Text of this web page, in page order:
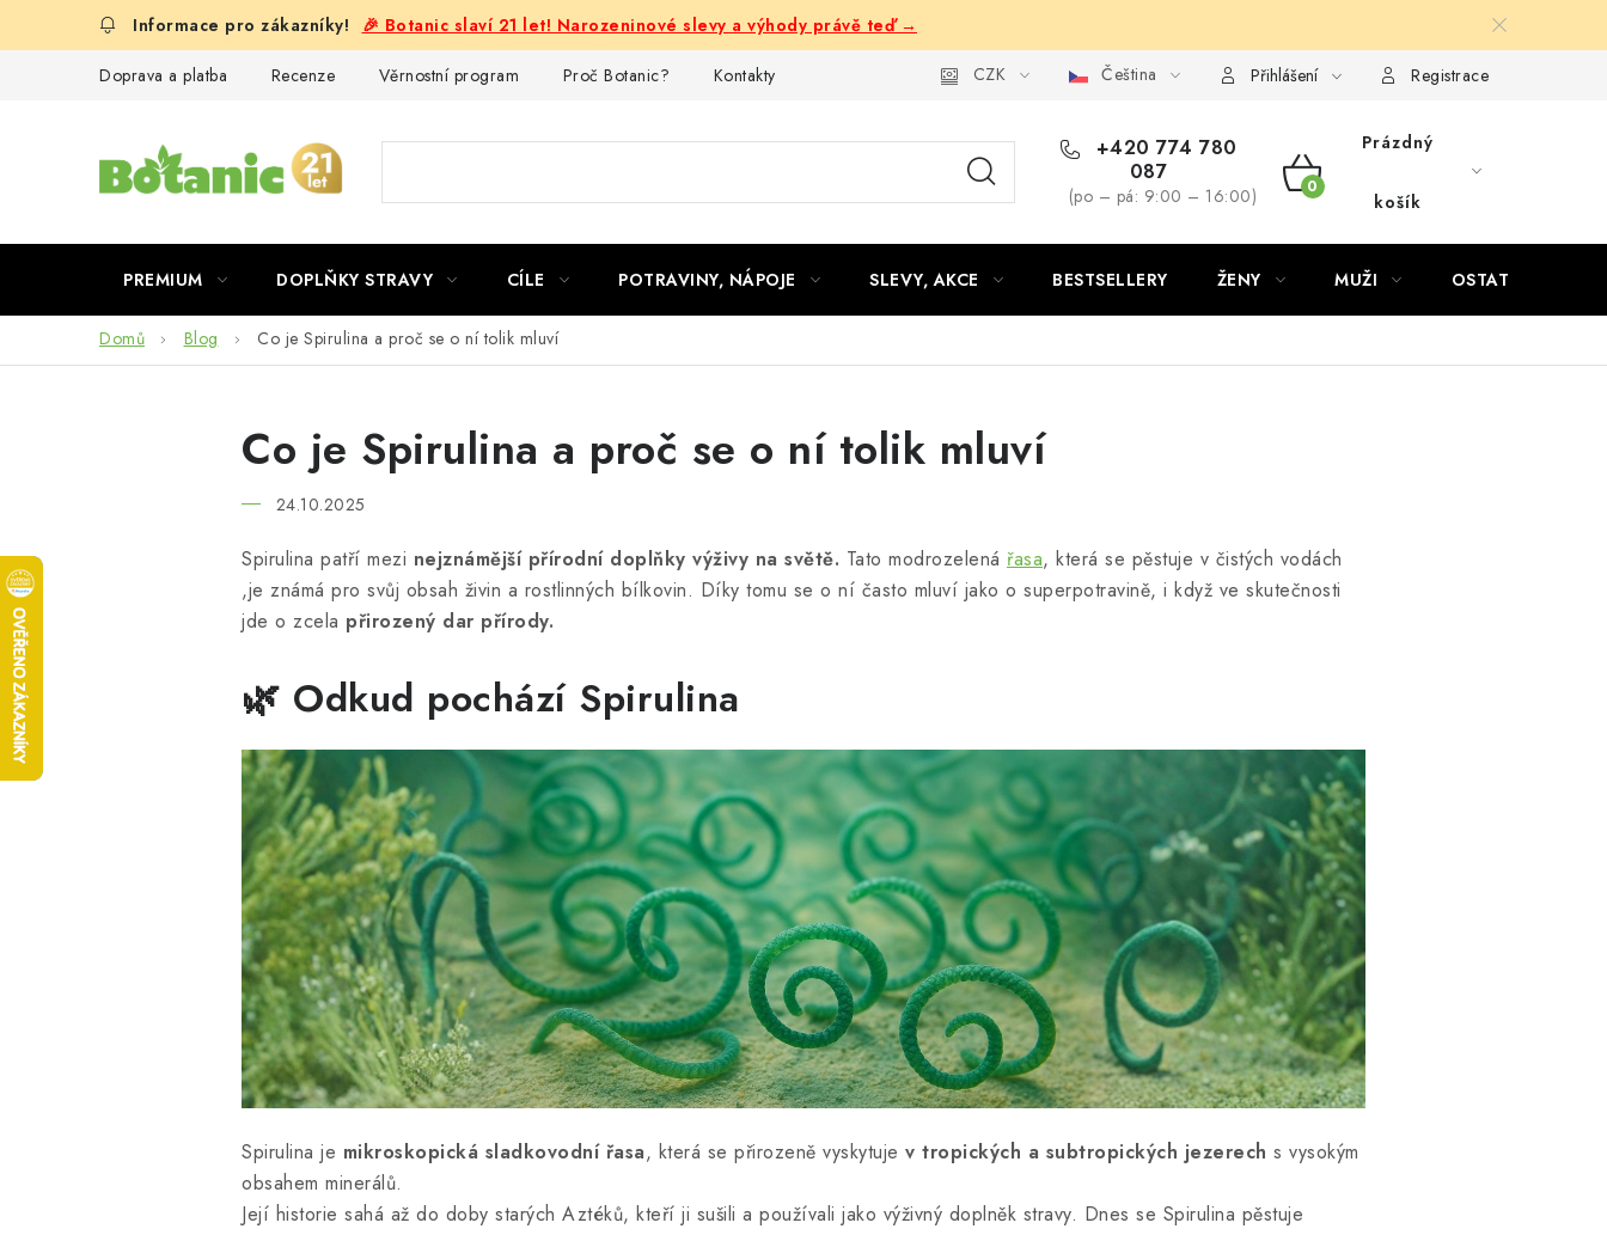
🎉 Botanic slaví 21 let! Narozeninové slevy a výhody právě teď →
Doprava a platba Recenze Věrnostní program Proč Botanic? Kontakty CZK Čeština Přihlášení Registrace
+420 774 780
087
(po – pá: 9:00 – 16:00)
NÁKUPNÍ
Prázdný
košík
PREMIUM DOPLŇKY STRAVY CÍLE POTRAVINY, NÁPOJE SLEVY, AKCE BESTSELLERY ŽENY MUŽI OSTATNÍ
Domů Blog Co je Spirulina a proč se o ní tolik mluví
Co je Spirulina a proč se o ní tolik mluví
24.10.2025
Spirulina patří mezi nejznámější přírodní doplňky výživy na světě. Tato modrozelená řasa, která se pěstuje v čistých vodách
,je známá pro svůj obsah živin a rostlinných bílkovin. Díky tomu se o ní často mluví jako o superpotravině, i když ve skutečnosti
jde o zcela přirozený dar přírody.
🌿 Odkud pochází Spirulina
Spirulina je mikroskopická sladkovodní řasa, která se přirozeně vyskytuje v tropických a subtropických jezerech s vysokým
obsahem minerálů.
Její historie sahá až do doby starých Aztéků, kteří ji sušili a používali jako výživný doplněk stravy. Dnes se Spirulina pěstuje